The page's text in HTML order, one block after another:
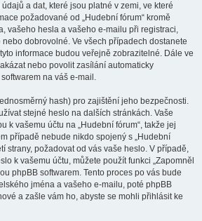
a dat, které jsou platné v zemi, ve které
požadované od „Hudební fórum“ kromě
vašeho hesla a vašeho e-mailu při registraci,
dobrovolné. Ve všech případech dostanete
informace budou veřejně zobrazitelné. Dále ve
nebo povolit zasílání automaticky
na váš e-mail.
hash) pro zajištění jeho bezpečnosti.
stejné heslo na dalších stránkách. Vaše
k vašemu účtu na „Hudební fórum“, takže jej
případě nebude nikdo spojený s „Hudební
strany, požadovat od vás vaše heslo. V případě,
k vašemu účtu, můžete použít funkci „Zapomněl
phpBB softwarem. Tento proces po vás bude
jména a vašeho e-mailu, poté phpBB
a zašle vám ho, abyste se mohli přihlásit ke